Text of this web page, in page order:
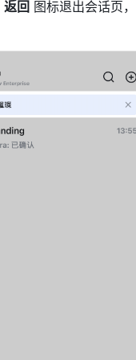
返回 图标退出会话页